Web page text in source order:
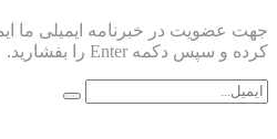
جهت عضویت در خبرنامه ایمیلی ما
کرده و سپس دکمه Enter را بفشارید.